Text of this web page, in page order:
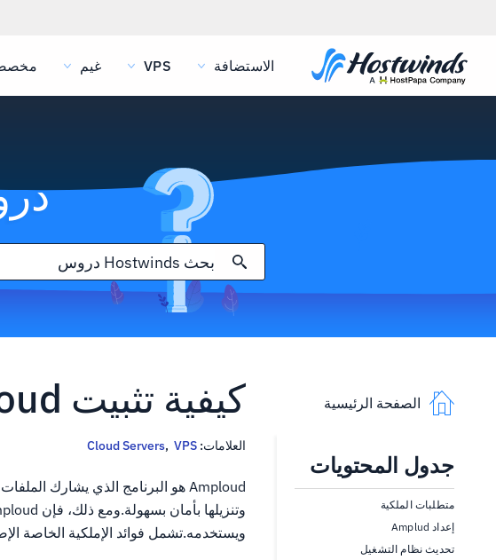
الاستضافة VPS غيم
الصفحة الرئيسية
جدول المحتويات
متطلبات الملكية
إعداد Amplud
تحديث نظام التشغيل
كيفية تثبيت Amploud على سحابة VPS
العلامات: Cloud Servers, VPS
ويستخدمه.تشمل فوائد الإملكية الخاصة